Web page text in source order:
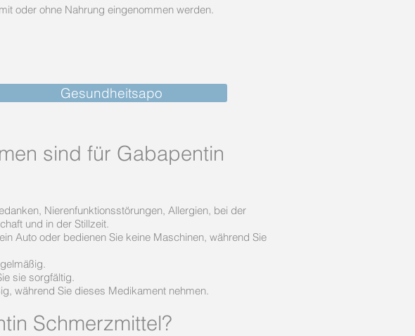
oder ohne Nahrung eingenommen werden.
Gesundheitsapo
sind für Gabapentin
Nierenfunktionsstörungen, Allergien, bei der
und in der Stillzeit.
Auto oder bedienen Sie keine Maschinen, während Sie
sie sorgfältig.
während Sie dieses Medikament nehmen.
Schmerzmittel?